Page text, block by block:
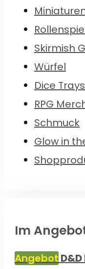
Skirmish
Würfel
Dice
RPG
Schmuck
Glow in
Im
Angebot